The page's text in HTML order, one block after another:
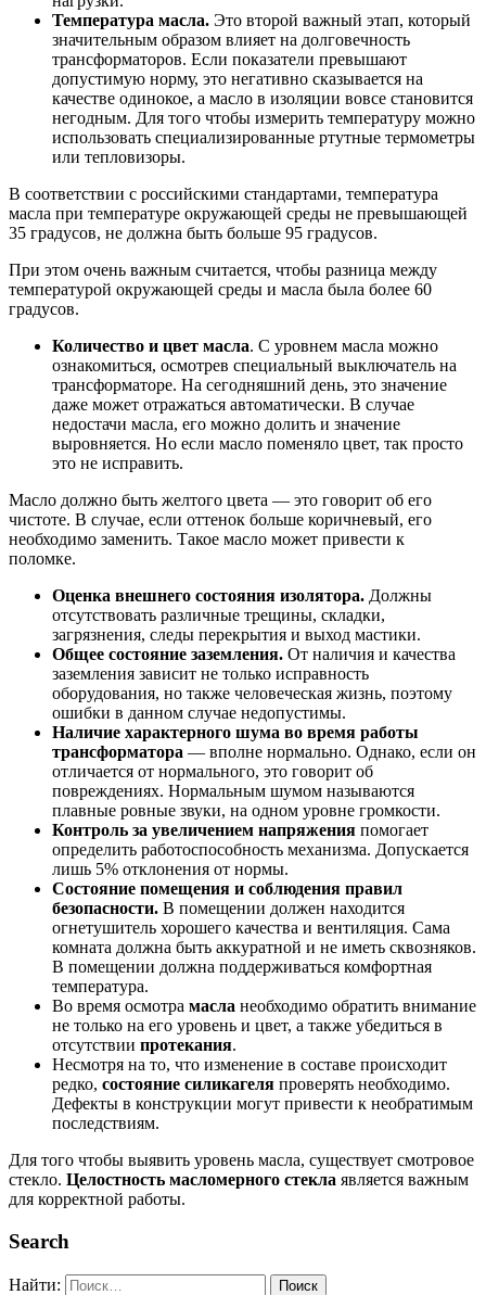
Температура масла. Это второй важный этап, который
значительным образом влияет на долговечность
трансформаторов. Если показатели превышают
допустимую норму, это негативно сказывается на
качестве одинокое, а масло в изоляции вовсе становится
негодным. Для того чтобы измерить температуру можно
использовать специализированные ртутные термометры
или тепловизоры.
В соответствии с российскими стандартами, температура
масла при температуре окружающей среды не превышающей
35 градусов, не должна быть больше 95 градусов.
При этом очень важным считается, чтобы разница между
температурой окружающей среды и масла была более 60
градусов.
Количество и цвет масла. С уровнем масла можно
ознакомиться, осмотрев специальный выключатель на
трансформаторе. На сегодняшний день, это значение
даже может отражаться автоматически. В случае
недостачи масла, его можно долить и значение
выровняется. Но если масло поменяло цвет, так просто
это не исправить.
Масло должно быть желтого цвета — это говорит об его
чистоте. В случае, если оттенок больше коричневый, его
необходимо заменить. Такое масло может привести к
поломке.
Оценка внешнего состояния изолятора. Должны
отсутствовать различные трещины, складки,
загрязнения, следы перекрытия и выход мастики.
Общее состояние заземления. От наличия и качества
заземления зависит не только исправность
оборудования, но также человеческая жизнь, поэтому
ошибки в данном случае недопустимы.
Наличие характерного шума во время работы
трансформатора — вполне нормально. Однако, если он
отличается от нормального, это говорит об
повреждениях. Нормальным шумом называются
плавные ровные звуки, на одном уровне громкости.
Контроль за увеличением напряжения помогает
определить работоспособность механизма. Допускается
лишь 5% отклонения от нормы.
Состояние помещения и соблюдения правил
безопасности. В помещении должен находится
огнетушитель хорошего качества и вентиляция. Сама
комната должна быть аккуратной и не иметь сквозняков.
В помещении должна поддерживаться комфортная
температура.
Во время осмотра масла необходимо обратить внимание
не только на его уровень и цвет, а также убедиться в
отсутствии протекания.
Несмотря на то, что изменение в составе происходит
редко, состояние силикагеля проверять необходимо.
Дефекты в конструкции могут привести к необратимым
последствиям.
Для того чтобы выявить уровень масла, существует смотровое
стекло. Целостность масломерного стекла является важным
для корректной работы.
Search
Найти: